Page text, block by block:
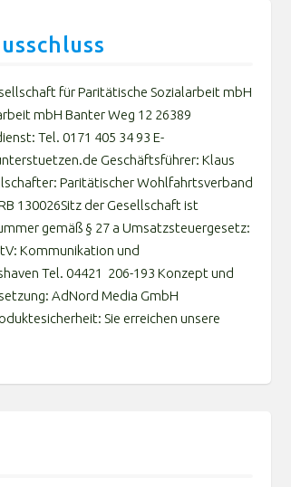
für Paritätische Sozialarbeit mbH
mbH Banter Weg 12 26389
Tel. 0171 405 34 93 E-
Geschäftsführer: Klaus
Paritätischer Wohlfahrtsverband
130026Sitz der Gesellschaft ist
gemäß § 27 a Umsatzsteuergesetz:
Kommunikation und
Tel. 04421 206-193 Konzept und
AdNord Media GmbH
Sie erreichen unsere